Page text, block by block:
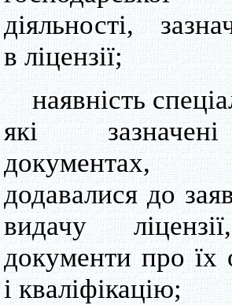
діяльності,
в ліцензії;
наявність
які
додавалися до
видачу
документи про їх
і кваліфікацію;